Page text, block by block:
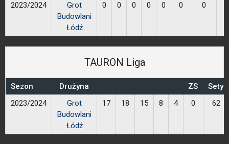
2023/2024
Grot
Budowlani
Łódź
0 0 0 0 0 0 0
TAURON Liga
Sezon Drużyna ZS
Sety
2023/2024
Grot
Budowlani
Łódź
17 18 15 8 4 0 62